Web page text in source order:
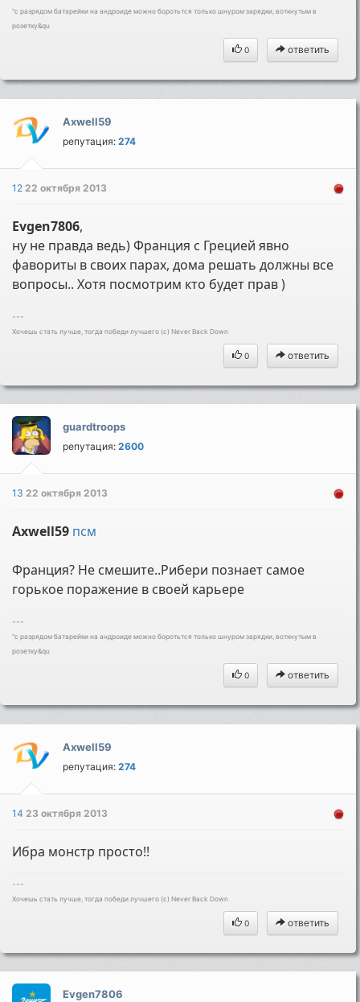
"с разрядом батарейки на андроиде можно боротьтся только шнуром зарядки, воткнутым в
розетку&qu
0 ответить
Axwell59
репутация:274
1222 октября 2013
Evgen7806,
ну не правда ведь) Франция с Грецией явно
фавориты в своих парах, дома решать должны все
вопросы.. Хотя посмотрим кто будет прав )
---
Хочешь стать лучше, тогда победи лучшего (c) Never Back Down
0 ответить
guardtroops
репутация:2600
1322 октября 2013
Axwell59 псм
Франция? Не смешите..Рибери познает самое
горькое поражение в своей карьере
---
"с разрядом батарейки на андроиде можно боротьтся только шнуром зарядки, воткнутым в
розетку&qu
0 ответить
Axwell59
репутация:274
1423 октября 2013
Ибра монстр просто!!
---
Хочешь стать лучше, тогда победи лучшего (c) Never Back Down
0 ответить
Evgen7806